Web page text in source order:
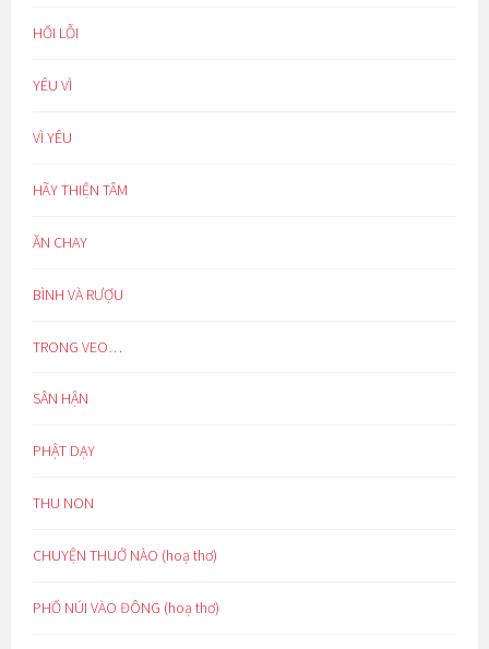
HỐI LỖI
YÊU VÌ
VÌ YÊU
HÃY THIỆN TÂM
ĂN CHAY
BÌNH VÀ RƯỢU
TRONG VEO…
SÂN HẬN
PHẬT DẠY
THU NON
CHUYỆN THUỞ NÀO (hoạ thơ)
PHỐ NÚI VÀO ĐÔNG (hoạ thơ)